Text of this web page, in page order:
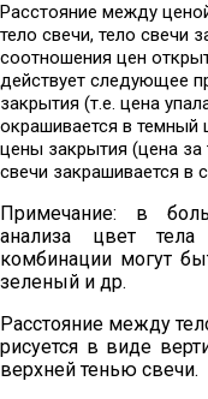
Расстояние между
тело свечи, тело свечи
соотношения цен
действует следующее
закрытия (т.е. цена
окрашивается в темный
цены закрытия (цена за
свечи закрашивается в
Примечание: в
анализа цвет
комбинации могут
зеленый и др.
Расстояние между
рисуется в виде
верхней тенью свечи.